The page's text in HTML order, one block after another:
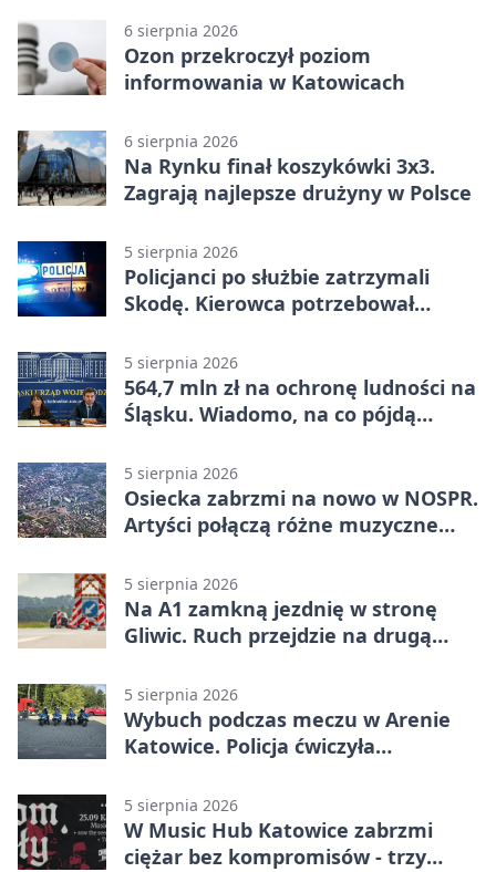
6 sierpnia 2026
Ozon przekroczył poziom
informowania w Katowicach
6 sierpnia 2026
Na Rynku finał koszykówki 3x3.
Zagrają najlepsze drużyny w Polsce
5 sierpnia 2026
Policjanci po służbie zatrzymali
Skodę. Kierowca potrzebował
5 sierpnia 2026
564,7 mln zł na ochronę ludności na
Śląsku. Wiadomo, na co pójdą
5 sierpnia 2026
Osiecka zabrzmi na nowo w NOSPR.
Artyści połączą różne muzyczne
5 sierpnia 2026
Na A1 zamkną jezdnię w stronę
Gliwic. Ruch przejdzie na drugą
5 sierpnia 2026
Wybuch podczas meczu w Arenie
Katowice. Policja ćwiczyła
5 sierpnia 2026
W Music Hub Katowice zabrzmi
ciężar bez kompromisów - trzy